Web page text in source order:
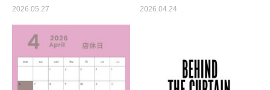
2026.05.27 2026.04.24